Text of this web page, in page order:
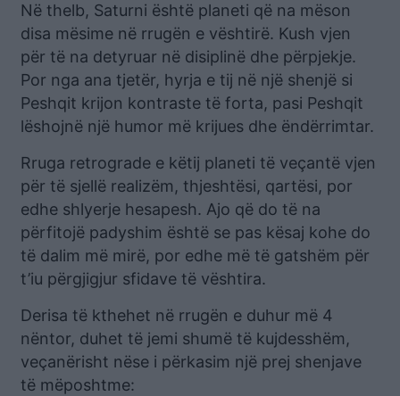
Në thelb, Saturni është planeti që na mëson
disa mësime në rrugën e vështirë. Kush vjen
për të na detyruar në disiplinë dhe përpjekje.
Por nga ana tjetër, hyrja e tij në një shenjë si
Peshqit krijon kontraste të forta, pasi Peshqit
lëshojnë një humor më krijues dhe ëndërrimtar.
Rruga retrograde e këtij planeti të veçantë vjen
për të sjellë realizëm, thjeshtësi, qartësi, por
edhe shlyerje hesapesh. Ajo që do të na
përfitojë padyshim është se pas kësaj kohe do
të dalim më mirë, por edhe më të gatshëm për
t’iu përgjigjur sfidave të vështira.
Derisa të kthehet në rrugën e duhur më 4
nëntor, duhet të jemi shumë të kujdesshëm,
veçanërisht nëse i përkasim një prej shenjave
të mëposhtme: